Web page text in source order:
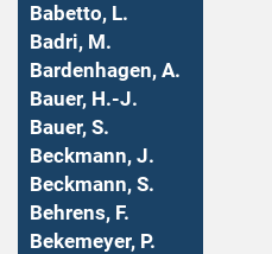
Babetto, L.
Badri, M.
Bardenhagen, A.
Bauer, H.-J.
Bauer, S.
Beckmann, J.
Beckmann, S.
Behrens, F.
Bekemeyer, P.